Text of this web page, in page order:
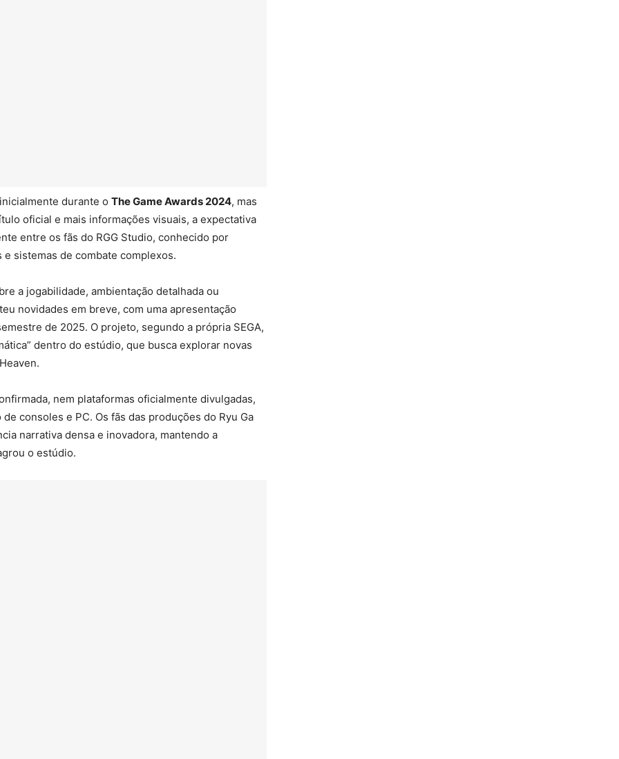
durante o The Game Awards 2024, mas
oficial e mais informações visuais, a expectativa
entre os fãs do RGG Studio, conhecido por
sistemas de combate complexos.
a jogabilidade, ambientação detalhada ou
novidades em breve, com uma apresentação
de 2025. O projeto, segundo a própria SEGA,
dentro do estúdio, que busca explorar novas
nem plataformas oficialmente divulgadas,
consoles e PC. Os fãs das produções do Ryu Ga
narrativa densa e inovadora, mantendo a
o estúdio.